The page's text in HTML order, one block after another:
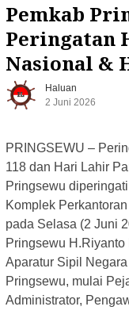
Pemkab
Peringatan
Nasional &
Haluan
2 Juni 2026
PRINGSEWU –
118 dan Hari Lahir
Pringsewu
Komplek
pada Selasa (2 Juni
Pringsewu
Aparatur Sipil
Pringsewu, mulai
Administrator,